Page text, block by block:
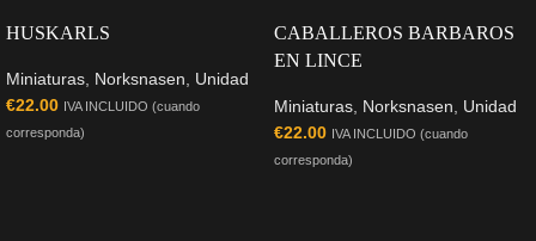
HUSKARLS
Miniaturas, Norksnasen, Unidad
€22.00 IVA INCLUIDO (cuando
corresponda)
CABALLEROS BARBAROS
EN LINCE
Miniaturas, Norksnasen, Unidad
€22.00 IVA INCLUIDO (cuando
corresponda)